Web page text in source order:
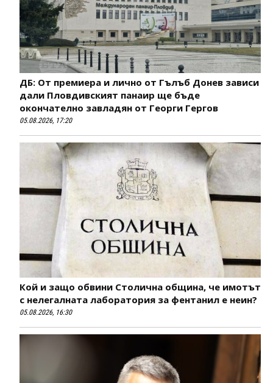
ДБ: От премиера и лично от Гълъб Донев зависи
дали Пловдивският панаир ще бъде
окончателно завладян от Георги Гергов
05.08.2026, 17:20
Кой и защо обвини Столична община, че имотът
с нелегалната лаборатория за фентанил е неин?
05.08.2026, 16:30